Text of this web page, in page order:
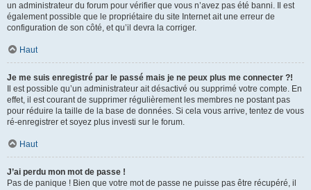
un administrateur du forum pour vérifier que vous n’avez pas été banni. Il est
également possible que le propriétaire du site Internet ait une erreur de
configuration de son côté, et qu’il devra la corriger.
Haut
Je me suis enregistré par le passé mais je ne peux plus me connecter ?!
Il est possible qu’un administrateur ait désactivé ou supprimé votre compte. En
effet, il est courant de supprimer régulièrement les membres ne postant pas
pour réduire la taille de la base de données. Si cela vous arrive, tentez de vous
ré-enregistrer et soyez plus investi sur le forum.
Haut
J’ai perdu mon mot de passe !
Pas de panique ! Bien que votre mot de passe ne puisse pas être récupéré, il